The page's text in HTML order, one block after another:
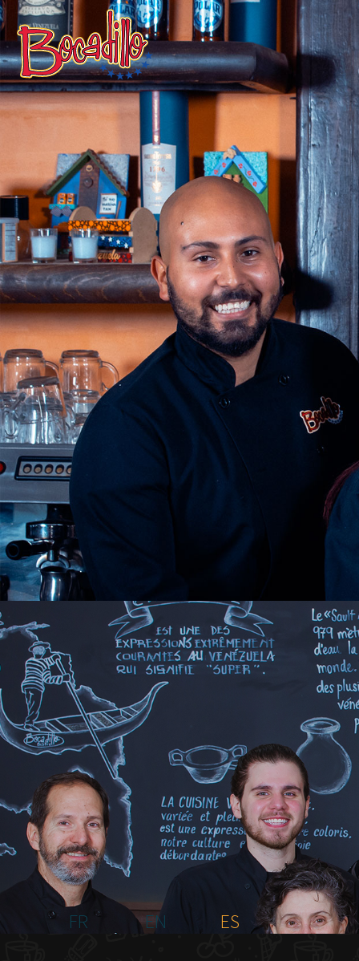
INICIO
NOSOTROS
MENÚ PLATEAU
EVENTOS
RESERVACIONES
COMENTARIOS
CONTACTO
FR
EN ES